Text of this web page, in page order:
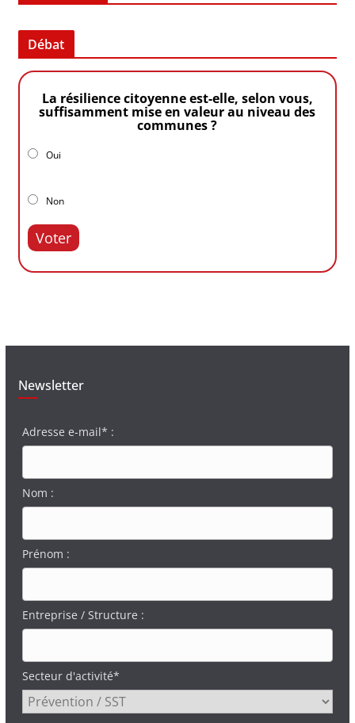
Débat
La résilience citoyenne est-elle, selon vous,
suffisamment mise en valeur au niveau des
communes ?
Oui
Non
Voter
Newsletter
Adresse e-mail* :
Nom :
Prénom :
Entreprise / Structure :
Secteur d'activité*